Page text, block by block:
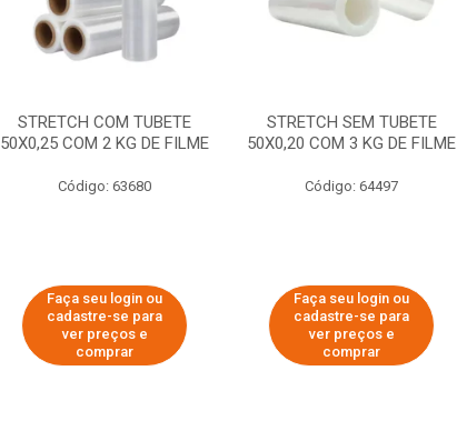
STRETCH COM TUBETE
50X0,25 COM 2 KG DE FILME
Código: 63680
Faça seu login ou
cadastre-se para
ver preços e
comprar
STRETCH SEM TUBETE
50X0,20 COM 3 KG DE FILME
Código: 64497
Faça seu login ou
cadastre-se para
ver preços e
comprar